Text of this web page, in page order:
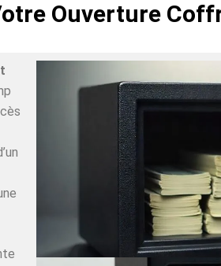
Ouverture